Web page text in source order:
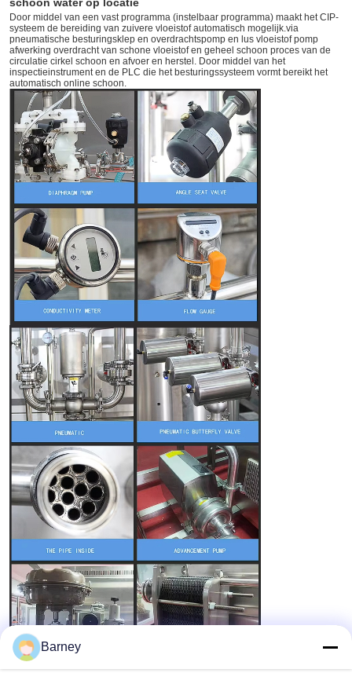
Door middel van een vast programma (instelbaar programma) maakt het CIP-
systeem de bereiding van zuivere vloeistof automatisch mogelijk.via
pneumatische besturingsklep en overdrachtspomp en lus vloeistof pomp
afwerking overdracht van schone vloeistof en geheel schoon proces van de
circulatie cirkel schoon en afvoer en herstel. Door middel van het
inspectieinstrument en de PLC die het besturingssysteem vormt bereikt het
automatisch online schoon.
Barney